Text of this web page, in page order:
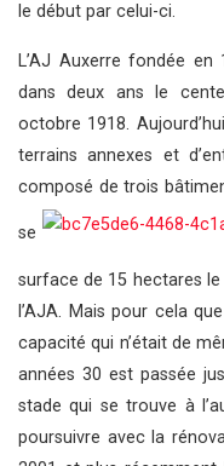
le début par celui-ci.
L’AJ Auxerre fondée en
dans deux ans le
octobre 1918.
terrains annexes et
composé de trois
se
surface de 15 hectares
l’AJA. Mais pour cela
capacité qui n’était de
années 30 est passée
stade qui se trouve à
poursuivre avec la